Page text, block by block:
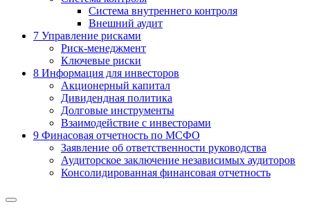
Система внутреннего контроля
Внешний аудит
7 Управление рисками
Риск-менеджмент
Ключевые риски
8 Информация для инвесторов
Акционерный капитал
Дивидендная политика
Долговые инструменты
Взаимодействие с инвеcторами
9 Финасовая отчетность по МСФО
Заявление об ответственности руководства
Аудиторское заключение независимых аудиторов
Консолидированная финансовая отчетность